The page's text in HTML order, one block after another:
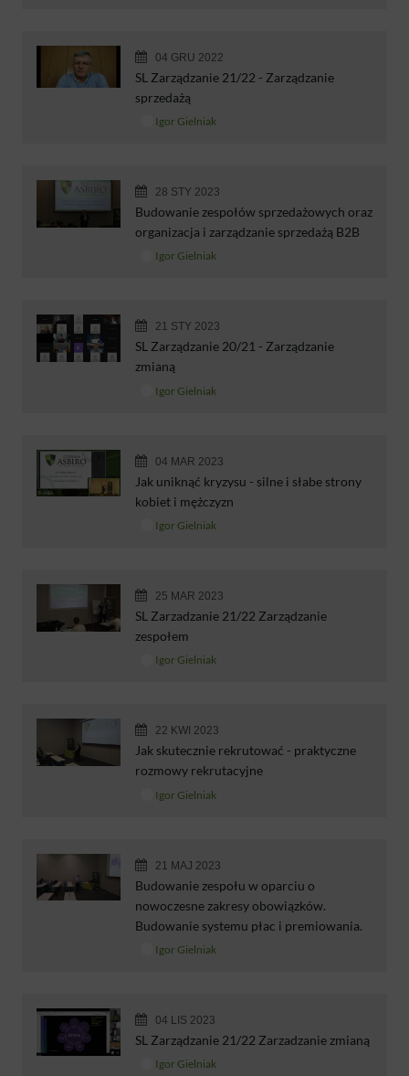
04 GRU 2022
SL Zarządzanie 21/22 - Zarządzanie
sprzedażą
Igor Gielniak
28 STY 2023
Budowanie zespołów sprzedażowych oraz
organizacja i zarządzanie sprzedażą B2B
Igor Gielniak
21 STY 2023
SL Zarządzanie 20/21 - Zarządzanie
zmianą
Igor Gielniak
04 MAR 2023
Jak uniknąć kryzysu - silne i słabe strony
kobiet i mężczyzn
Igor Gielniak
25 MAR 2023
SL Zarzadzanie 21/22 Zarządzanie
zespołem
Igor Gielniak
22 KWI 2023
Jak skutecznie rekrutować - praktyczne
rozmowy rekrutacyjne
Igor Gielniak
21 MAJ 2023
Budowanie zespołu w oparciu o
nowoczesne zakresy obowiązków.
Budowanie systemu płac i premiowania.
Igor Gielniak
04 LIS 2023
SL Zarządzanie 21/22 Zarzadzanie zmianą
Igor Gielniak